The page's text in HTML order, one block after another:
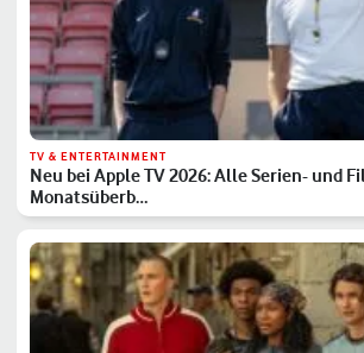
TV & ENTERTAINMENT
Neu bei Apple TV 2026: Alle Serien- und
Monatsüberb…